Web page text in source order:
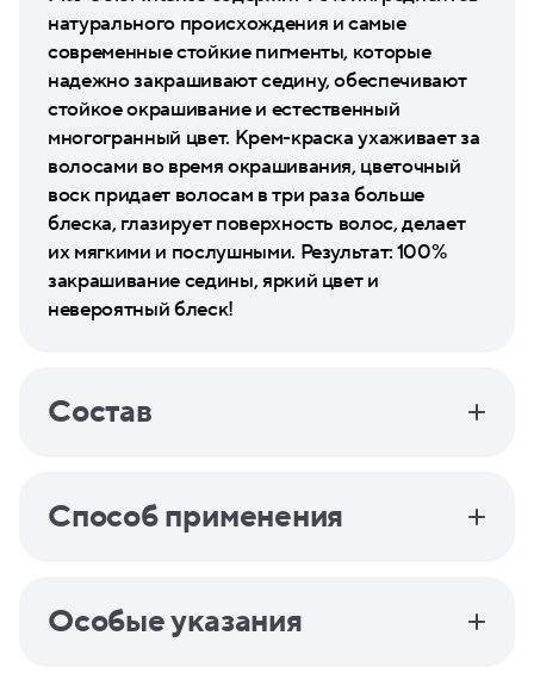
натурального происхождения и самые
современные стойкие пигменты, которые
надежно закрашивают седину, обеспечивают
стойкое окрашивание и естественный
многогранный цвет. Крем-краска ухаживает за
волосами во время окрашивания, цветочный
воск придает волосам в три раза больше
блеска, глазирует поверхность волос, делает
их мягкими и послушными. Результат: 100%
закрашивание седины, яркий цвет и
невероятный блеск!
Состав
Способ применения
Особые указания